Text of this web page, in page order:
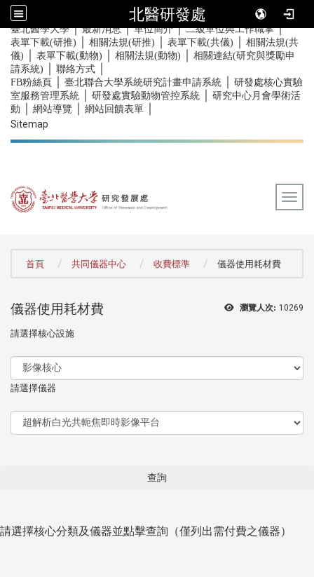
北醫研發處
::: 臺北醫學大學｜最新消息｜單位簡介｜二級單位與工作職掌｜
表單下載(研推) 相關法規(研推) 表單下載(共儀)
相關法規(共
儀)
表單下載(動物) 相關法規(動物)
相關連結(研究與獎勵申
請系統)
聯絡方式
FB粉絲頁 臺北聯合大學系統研究計畫申請系統
研發處核心實驗
室服務管理系統
研發處實驗動物管控系統
研究中心月會學術活
動
網站導覽 網站回饋表單
Sitemap
首頁 共同儀器中心 收費標準 儀器使用耗材費
瀏覽人次: 10269
儀器使用耗材費
請選擇核心設施
請選擇儀器
請選擇核心分類及儀器並點擊查詢（僅列出需付費之儀器）